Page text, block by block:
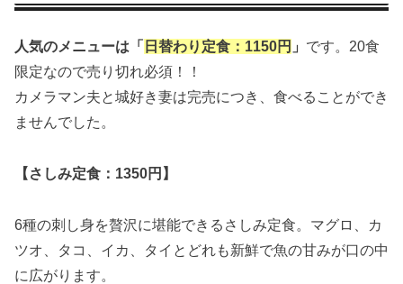
人気のメニューは「 日替わり定食：1150円 」 です。20食
限定なので売り切れ必須！！
カメラマン夫と城好き妻は完売につき、食べることができ
ませんでした。
【さしみ定食：1350円】
6種の刺し身を贅沢に堪能できるさしみ定食。マグロ、カ
ツオ、タコ、イカ、タイとどれも新鮮で魚の甘みが口の中
に広がります。